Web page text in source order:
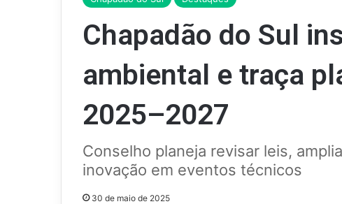
Chapadão do Sul
ambiental e traça
2025–2027
Conselho planeja revisar leis,
inovação em eventos técnicos
30 de maio de 2025